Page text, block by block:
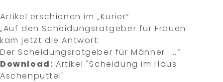
Artikel erschienen im „Kurier“
„Auf den Scheidungsratgeber für Frauen
kam jetzt die Antwort:
Der Scheidungsratgeber für Männer. ...“
Download: Artikel "Scheidung im Haus
Aschenputtel"